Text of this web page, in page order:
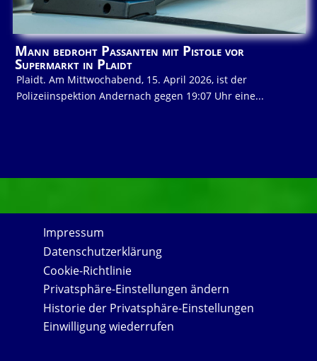
Mann bedroht Passanten mit Pistole vor
Supermarkt in Plaidt
Plaidt. Am Mittwochabend, 15. April 2026, ist der
Polizeiinspektion Andernach gegen 19:07 Uhr eine...
Impressum
Datenschutzerklärung
Cookie-Richtlinie
Privatsphäre-Einstellungen ändern
Historie der Privatsphäre-Einstellungen
Einwilligung wiederrufen